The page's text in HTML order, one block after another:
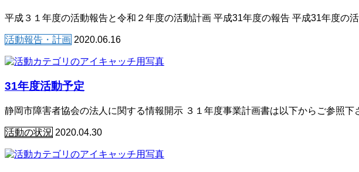
平成３１年度の活動報告と令和２年度の活動計画 平成31年度の報告 平成31年度の
活動報告・計画 2020.06.16
31年度活動予定
静岡市障害者協会の法人に関する情報開示 ３１年度事業計画書は以下からご参照
活動の状況 2020.04.30